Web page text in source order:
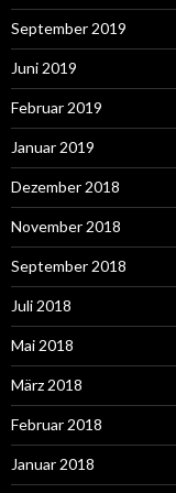
September 2019
Juni 2019
Februar 2019
Januar 2019
Dezember 2018
November 2018
September 2018
Juli 2018
Mai 2018
März 2018
Februar 2018
Januar 2018